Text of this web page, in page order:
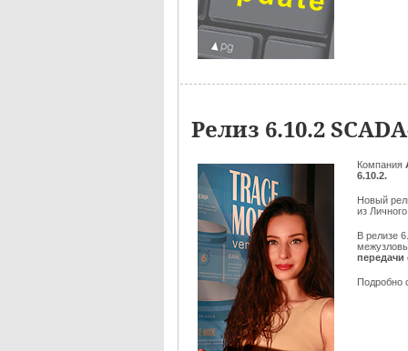
Релиз 6.10.2
Компания
6.10.2.
Новый
из
В релизе
передачи
Подробно